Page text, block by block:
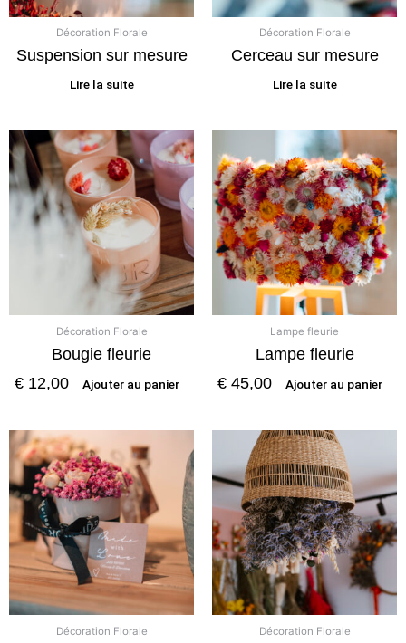
Décoration Florale
Suspension sur mesure
Lire la suite
Décoration Florale
Cerceau sur mesure
Lire la suite
Décoration Florale
Bougie fleurie
€ 12,00 Ajouter au panier
Lampe fleurie
Lampe fleurie
€ 45,00 Ajouter au panier
Décoration Florale Décoration Florale